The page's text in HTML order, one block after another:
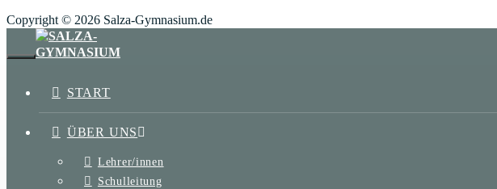
Copyright © 2026 Salza-Gymnasium.de
SCHLIESSEN
START
ÜBER UNS
Lehrer/innen
Schulleitung